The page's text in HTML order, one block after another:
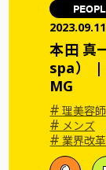
2023.09.11
本田 真
spa） |
MG
#理美容
# メンズ
#業界改革